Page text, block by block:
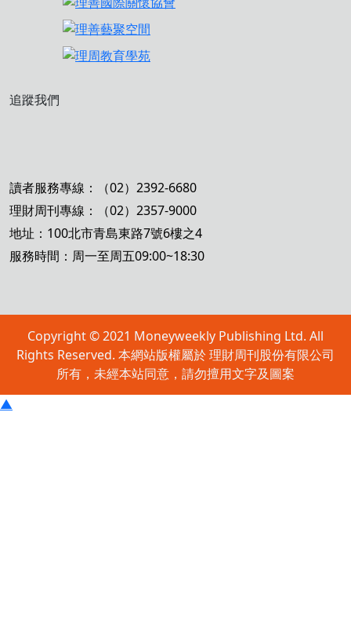
追蹤我們
讀者服務專線：（02）2392-6680
理財周刊專線：（02）2357-9000
地址：100北市青島東路7號6樓之4
服務時間：周一至周五09:00~18:30
Copyright © 2021 Moneyweekly Publishing Ltd. All
Rights Reserved. 本網站版權屬於 理財周刊股份有限公司
所有，未經本站同意，請勿擅用文字及圖案
▲